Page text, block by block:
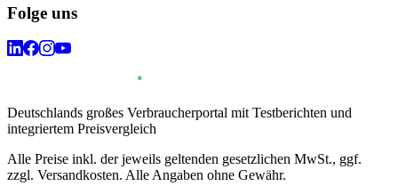
Folge uns
Deutschlands großes Verbraucherportal mit Testberichten und
integriertem Preisvergleich
Alle Preise inkl. der jeweils geltenden gesetzlichen MwSt., ggf.
zzgl. Versandkosten. Alle Angaben ohne Gewähr.